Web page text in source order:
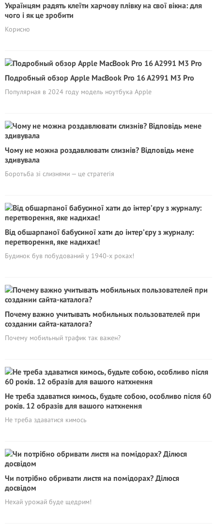
Українцям радять клеїти харчову плівку на свої вікна: для
чого і як це зробити
Корисно
Подробный обзор Apple MacBook Pro 16 A2991 M3 Pro
Популярная в 2024 году модель ноутбука Apple
Чому не можна роздавлювати слизнів? Відповідь мене
здивувала
Боротьба зі слизнями — це стратегія
Від обшарпаної бабусиної хати до інтер’єру з журналу:
перетворення, яке надихає!
Будинок був побудований у 1940-х роках!
Почему важно учитывать мобильных пользователей при
создании сайта-каталога?
Почему мобильный трафик так важен?
Не треба здаватися кимось, будьте собою, особливо після 60
років. 12 образів для вашого натхнення
Не треба здаватися кимось
Чи потрібно обривати листя на помідорах? Ділюся
досвідом
Нехай урожай буде щедрим!